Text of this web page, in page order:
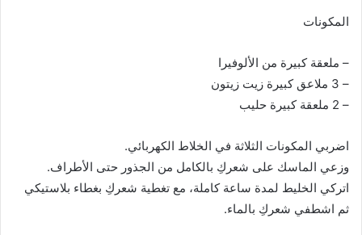
المكونات
– ملعقة كبيرة من الألوفيرا
– 3 ملاعق كبيرة زيت زيتون
– 2 ملعقة كبيرة حليب
اضربي المكونات الثلاثة في الخلاط الكهربائي.
وزعي الماسك على شعركِ بالكامل من الجذور حتى الأطراف.
اتركي الخليط لمدة ساعة كاملة، مع تغطية شعركِ بغطاء بلاستيكي
ثم اشطفي شعركِ بالماء.